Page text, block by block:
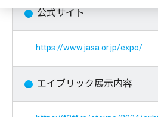
公式サイト
https://www.jasa.or.jp/expo/
エイブリック展示内容